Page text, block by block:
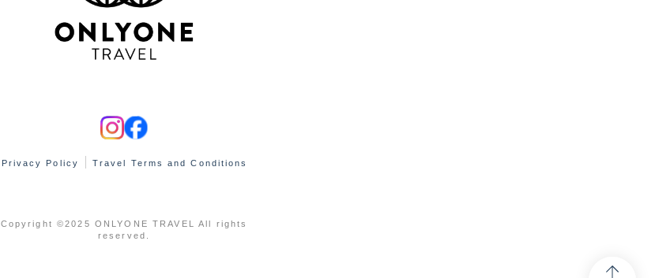
Privacy Policy Travel Terms and Conditions
Copyright ©2025 ONLYONE TRAVEL All rights
reserved.